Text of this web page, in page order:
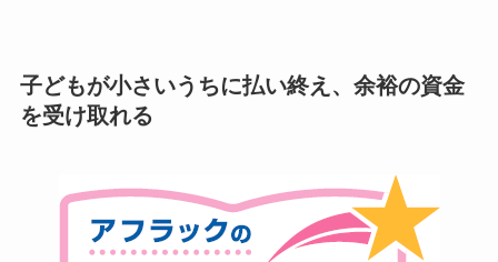
子どもが小さいうちに払い終え、余裕の資金
を受け取れる